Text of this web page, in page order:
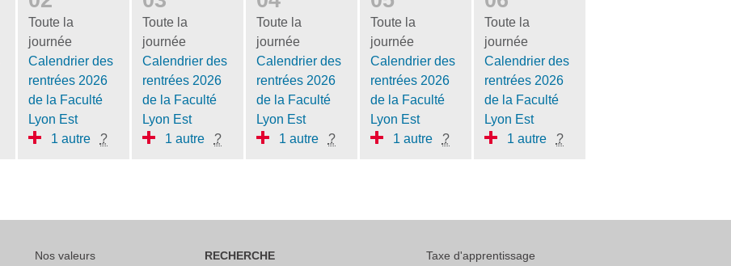
Toute la
journée
Calendrier des
rentrées 2026
de la Faculté
Lyon Est
1 autre
?
Toute la
journée
Calendrier des
rentrées 2026
de la Faculté
Lyon Est
1 autre
?
Toute la
journée
Calendrier des
rentrées 2026
de la Faculté
Lyon Est
1 autre
?
Toute la
journée
Calendrier des
rentrées 2026
de la Faculté
Lyon Est
1 autre
?
Toute la
journée
Calendrier des
rentrées 2026
de la Faculté
Lyon Est
1 autre
?
Nos valeurs RECHERCHE Taxe d'apprentissage